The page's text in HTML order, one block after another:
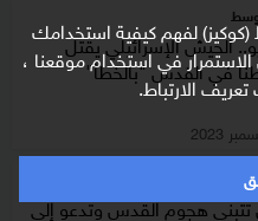
لفهم كيفية استخدامك
في استخدام موقعنا ،
الارتباط.
الجيش الإسرائيلي يقتل
في القدس "بالخطأ"
هجوم القدس وتدعو إلى